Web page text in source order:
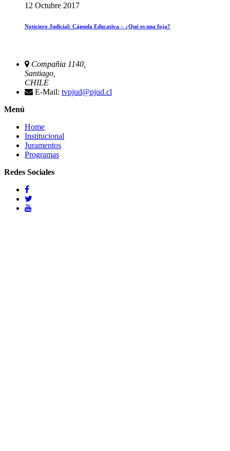
12 Octubre 2017
Noticiero Judicial: Cápsula Educativa – ¿Qué es una foja?
Compañia 1140,
Santiago,
CHILE
E-Mail: tvpjud@pjud.cl
Menú
Home
Institucional
Juramentos
Programas
Redes Sociales